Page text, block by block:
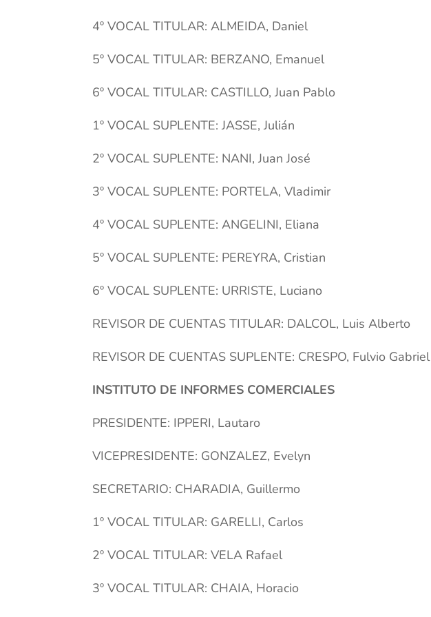
4º VOCAL TITULAR: ALMEIDA, Daniel
5º VOCAL TITULAR: BERZANO, Emanuel
6º VOCAL TITULAR: CASTILLO, Juan Pablo
1º VOCAL SUPLENTE: JASSE, Julián
2º VOCAL SUPLENTE: NANI, Juan José
3º VOCAL SUPLENTE: PORTELA, Vladimir
4º VOCAL SUPLENTE: ANGELINI, Eliana
5º VOCAL SUPLENTE: PEREYRA, Cristian
6º VOCAL SUPLENTE: URRISTE, Luciano
REVISOR DE CUENTAS TITULAR: DALCOL, Luis Alberto
REVISOR DE CUENTAS SUPLENTE: CRESPO, Fulvio Gabriel
INSTITUTO DE INFORMES COMERCIALES
PRESIDENTE: IPPERI, Lautaro
VICEPRESIDENTE: GONZALEZ, Evelyn
SECRETARIO: CHARADIA, Guillermo
1º VOCAL TITULAR: GARELLI, Carlos
2º VOCAL TITULAR: VELA Rafael
3º VOCAL TITULAR: CHAIA, Horacio